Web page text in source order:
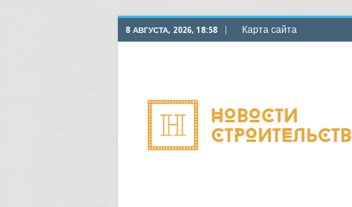
8 АВГУСТА, 2026, 18:58 Карта сайта